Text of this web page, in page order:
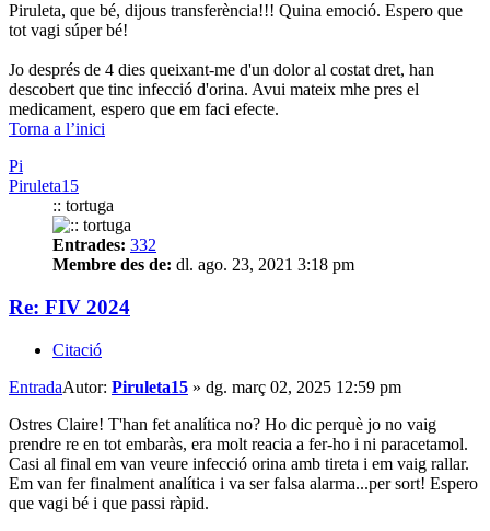
Piruleta, que bé, dijous transferència!!! Quina emoció. Espero que
tot vagi súper bé!
Jo després de 4 dies queixant-me d'un dolor al costat dret, han
descobert que tinc infecció d'orina. Avui mateix mhe pres el
medicament, espero que em faci efecte.
Torna a l’inici
Pi
Piruleta15
:: tortuga
Entrades: 332
Membre des de: dl. ago. 23, 2021 3:18 pm
Re: FIV 2024
Citació
EntradaAutor: Piruleta15 » dg. març 02, 2025 12:59 pm
Ostres Claire! T'han fet analítica no? Ho dic perquè jo no vaig
prendre re en tot embaràs, era molt reacia a fer-ho i ni paracetamol.
Casi al final em van veure infecció orina amb tireta i em vaig rallar.
Em van fer finalment analítica i va ser falsa alarma...per sort! Espero
que vagi bé i que passi ràpid.